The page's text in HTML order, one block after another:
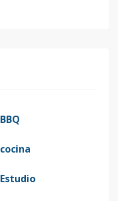
BBQ
cocina
Estudio